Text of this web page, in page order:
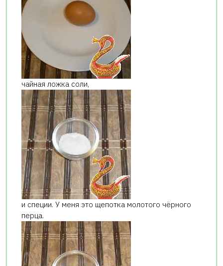
чайная ложка соли,
и специи. У меня это щепотка молотого чёрного
перца.